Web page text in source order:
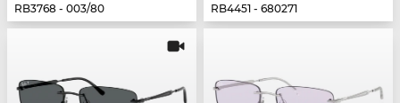
RB3768 - 003/80
RB4451 - 680271